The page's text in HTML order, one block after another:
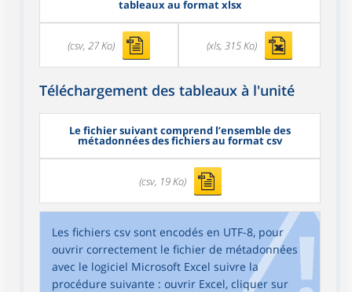
tableaux au format xlsx
(csv, 27 Ko) (xls, 315 Ko)
Téléchargement des tableaux à l'unité
Le fichier suivant comprend l’ensemble des
métadonnées des fichiers au format csv
(csv, 19 Ko)
Les fichiers csv sont encodés en UTF-8, pour
ouvrir correctement le fichier de métadonnées
avec le logiciel Microsoft Excel suivre la
procédure suivante : ouvrir Excel, cliquer sur